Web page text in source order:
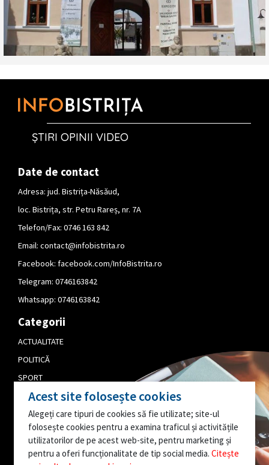
ȘTIRI OPINII VIDEO
Date de contact
Adresa: jud. Bistrița-Năsăud,
loc. Bistrița, str. Petru Rareș, nr. 7A
Telefon/Fax: 0746 163 842
Email: contact@infobistrita.ro
Facebook: facebook.com/InfoBistrita.ro
Telegram: 0746163842
Whatsapp: 0746163842
Categorii
ACTUALITATE
POLITICĂ
SPORT
CULTURĂ
PUBLICITATE
EDITORIAL
AI O INFORMAȚIE
Acest site folosește cookies
Alegeți care tipuri de cookies să fie utilizate; site-ul
folosește cookies pentru a examina traficul și activitățile
utilizatorilor de pe acest web-site, pentru marketing și
pentru a oferi funcționalitate de tip social media. Citește